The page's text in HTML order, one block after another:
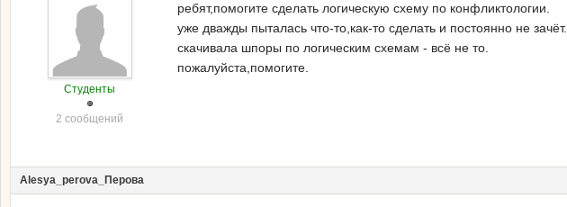
Студенты
2 сообщений
ребят,помогите сделать логическую схему по конфликтологии.
уже дважды пыталась что-то,как-то сделать и постоянно не зачёт.
скачивала шпоры по логическим схемам - всё не то.
пожалуйста,помогите.
Alesya_perova_Перова